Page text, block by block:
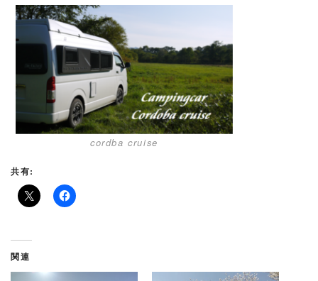
cordba cruise
共有:
関連